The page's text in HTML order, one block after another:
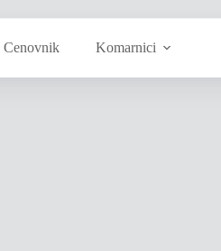
Cenovnik Komarnici